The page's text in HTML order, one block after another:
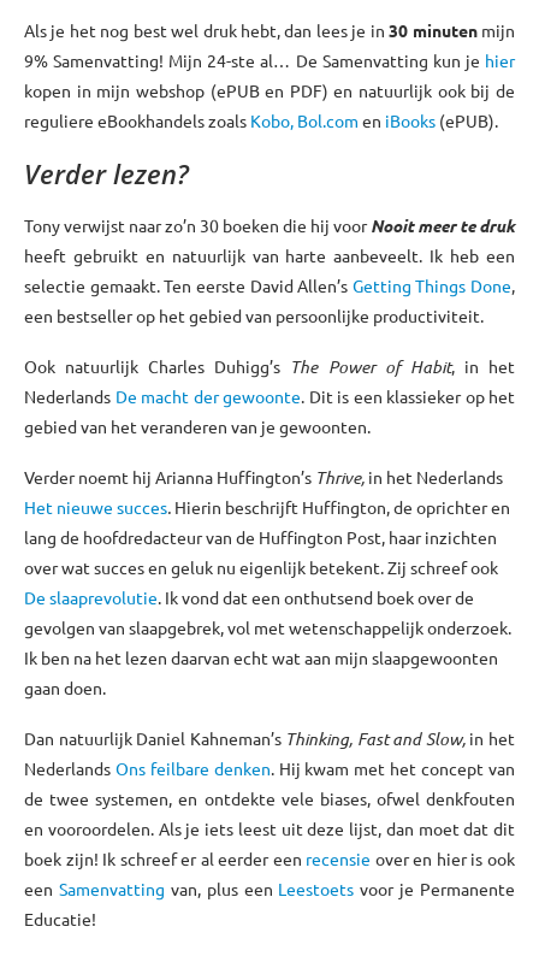
Als je het nog best wel druk hebt, dan lees je in30 minutenmijn
9% Samenvatting! Mijn 24-ste al… De Samenvatting kun je hier
kopen in mijn webshop (ePUB en PDF) en natuurlijk ook bij de
reguliere eBookhandels zoals Kobo, Bol.com en iBooks (ePUB).
Verder lezen?
Tony verwijst naar zo’n 30 boeken die hij voorNooit meer te druk
heeft gebruikt en natuurlijk van harte aanbeveelt. Ik heb een
selectie gemaakt. Ten eerste David Allen’s Getting Things Done,
een bestseller op het gebied van persoonlijke productiviteit.
Ook natuurlijk Charles Duhigg’s The Power of Habit, in het
Nederlands De macht der gewoonte. Dit is een klassieker op het
gebied van het veranderen van je gewoonten.
Verder noemt hij Arianna Huffington’s Thrive, in het Nederlands
Het nieuwe succes. Hierin beschrijft Huffington, de oprichter en
lang de hoofdredacteur van de Huffington Post, haar inzichten
over wat succes en geluk nu eigenlijk betekent. Zij schreef ook
De slaaprevolutie. Ik vond dat een onthutsend boek over de
gevolgen van slaapgebrek, vol met wetenschappelijk onderzoek.
Ik ben na het lezen daarvan echt wat aan mijn slaapgewoonten
gaan doen.
Dan natuurlijk Daniel Kahneman’s Thinking, Fast and Slow,in het
Nederlands Ons feilbare denken. Hij kwam met het concept van
de twee systemen, en ontdekte vele biases, ofwel denkfouten
en vooroordelen. Als je iets leest uit deze lijst, dan moet dat dit
boek zijn! Ik schreef er al eerder een recensie over en hier is ook
een Samenvatting van, plus een Leestoets voor je Permanente
Educatie!